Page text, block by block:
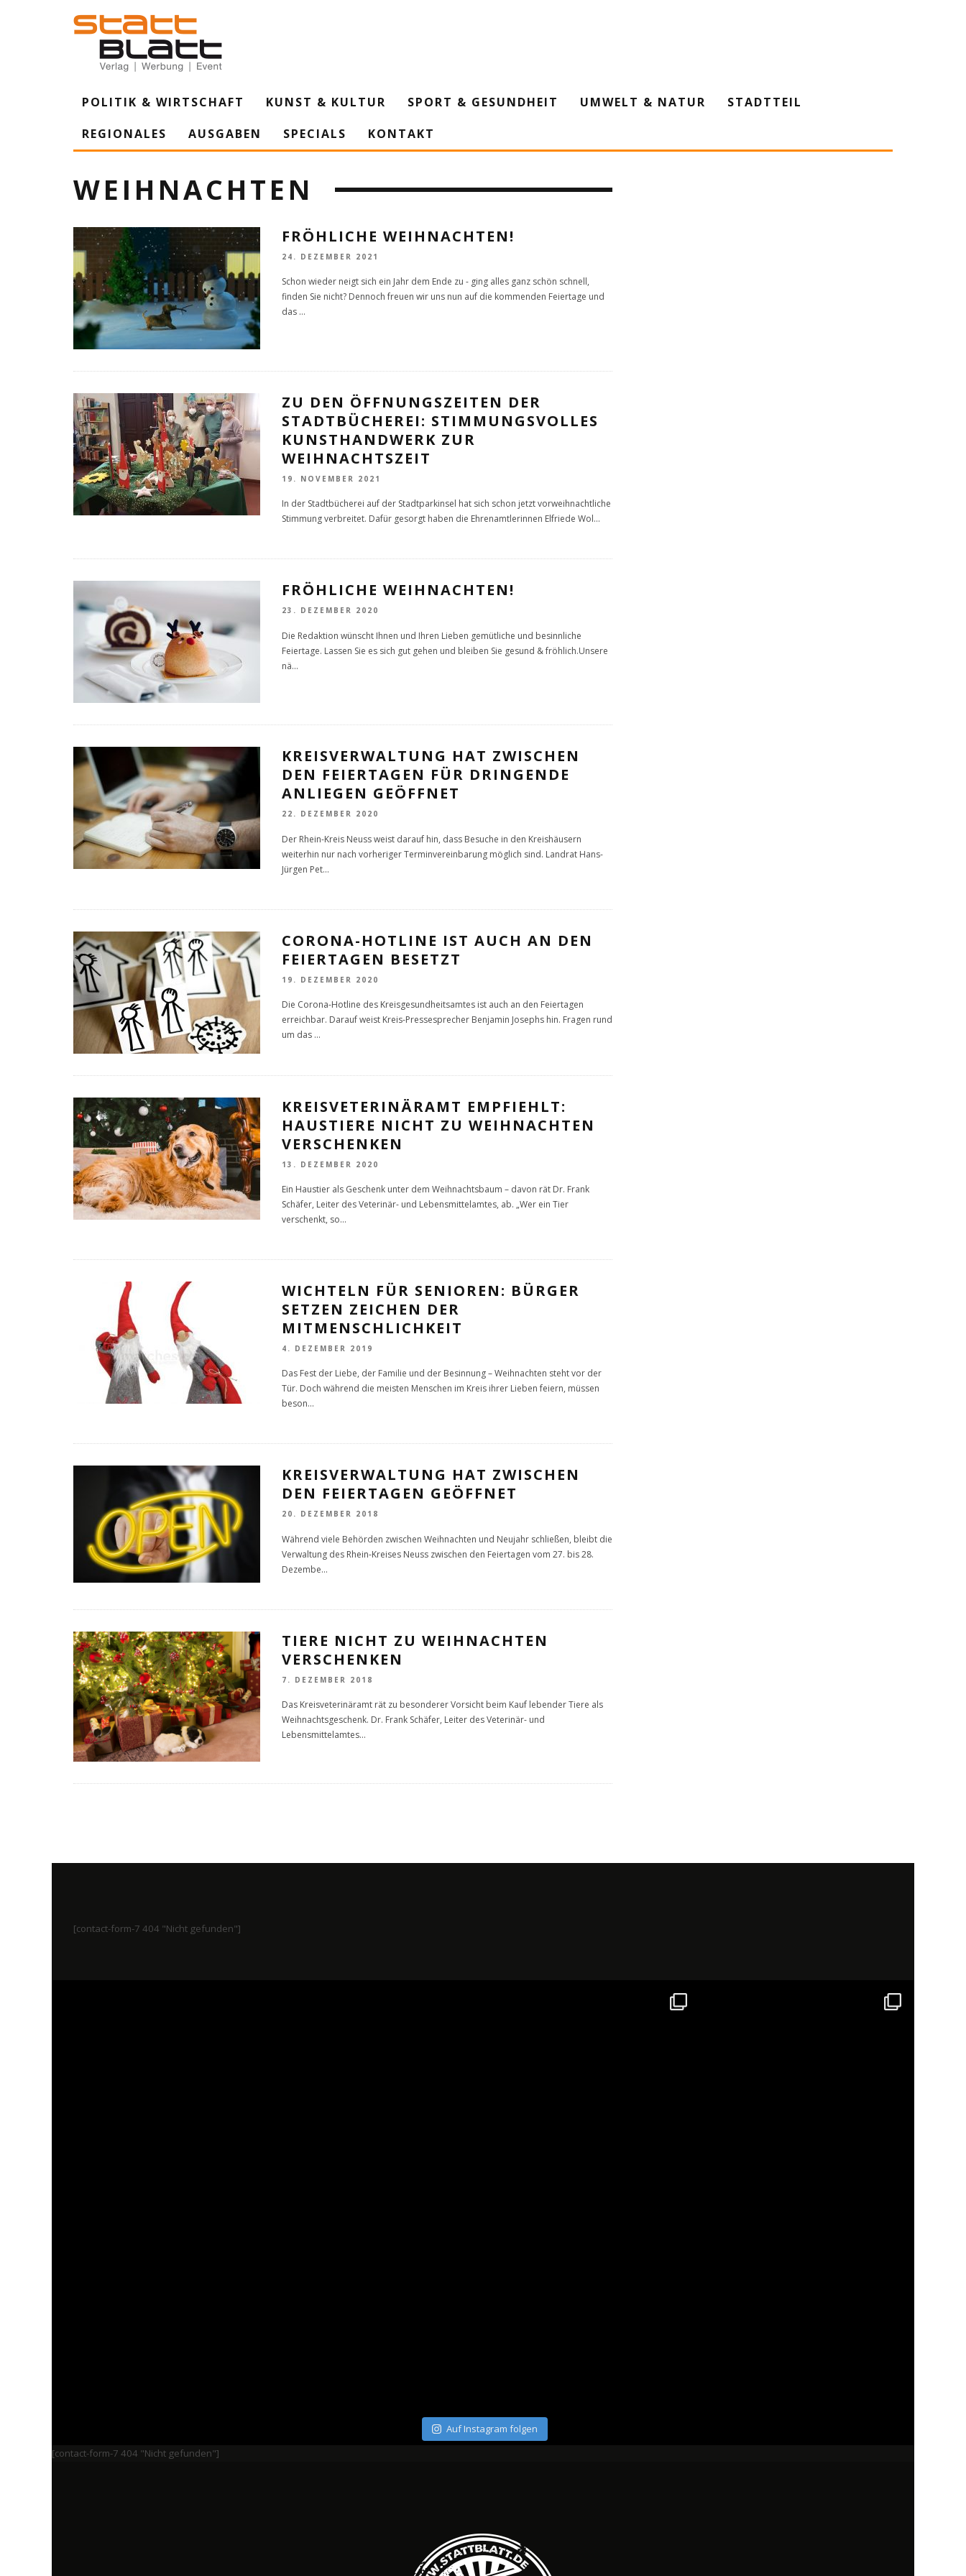
POLITIK & WIRTSCHAFT KUNST & KULTUR SPORT & GESUNDHEIT UMWELT & NATUR
STADTTEIL
REGIONALES
AUSGABEN SPECIALS KONTAKT
WEIHNACHTEN
FRÖHLICHE WEIHNACHTEN!
24. DEZEMBER 2021
Schon wieder neigt sich ein Jahr dem Ende zu - ging alles ganz schön schnell,
finden Sie nicht? Dennoch freuen wir uns nun auf die kommenden Feiertage und
das ...
ZU DEN ÖFFNUNGSZEITEN DER
STADTBÜCHEREI: STIMMUNGSVOLLES
KUNSTHANDWERK ZUR
WEIHNACHTSZEIT
19. NOVEMBER 2021
In der Stadtbücherei auf der Stadtparkinsel hat sich schon jetzt vorweihnachtliche
Stimmung verbreitet. Dafür gesorgt haben die Ehrenamtlerinnen Elfriede Wol...
FRÖHLICHE WEIHNACHTEN!
23. DEZEMBER 2020
Die Redaktion wünscht Ihnen und Ihren Lieben gemütliche und besinnliche
Feiertage. Lassen Sie es sich gut gehen und bleiben Sie gesund & fröhlich.Unsere
nä...
KREISVERWALTUNG HAT ZWISCHEN
DEN FEIERTAGEN FÜR DRINGENDE
ANLIEGEN GEÖFFNET
22. DEZEMBER 2020
Der Rhein-Kreis Neuss weist darauf hin, dass Besuche in den Kreishäusern
weiterhin nur nach vorheriger Terminvereinbarung möglich sind. Landrat Hans-
Jürgen Pet...
CORONA-HOTLINE IST AUCH AN DEN
FEIERTAGEN BESETZT
19. DEZEMBER 2020
Die Corona-Hotline des Kreisgesundheitsamtes ist auch an den Feiertagen
erreichbar. Darauf weist Kreis-Pressesprecher Benjamin Josephs hin. Fragen rund
um das ...
KREISVETERINÄRAMT EMPFIEHLT:
HAUSTIERE NICHT ZU WEIHNACHTEN
VERSCHENKEN
13. DEZEMBER 2020
Ein Haustier als Geschenk unter dem Weihnachtsbaum – davon rät Dr. Frank
Schäfer, Leiter des Veterinär- und Lebensmittelamtes, ab. „Wer ein Tier
verschenkt, so...
WICHTELN FÜR SENIOREN: BÜRGER
SETZEN ZEICHEN DER
MITMENSCHLICHKEIT
4. DEZEMBER 2019
Das Fest der Liebe, der Familie und der Besinnung – Weihnachten steht vor der
Tür. Doch während die meisten Menschen im Kreis ihrer Lieben feiern, müssen
beson...
KREISVERWALTUNG HAT ZWISCHEN
DEN FEIERTAGEN GEÖFFNET
20. DEZEMBER 2018
Während viele Behörden zwischen Weihnachten und Neujahr schließen, bleibt die
Verwaltung des Rhein-Kreises Neuss zwischen den Feiertagen vom 27. bis 28.
Dezembe...
TIERE NICHT ZU WEIHNACHTEN
VERSCHENKEN
7. DEZEMBER 2018
Das Kreisveterinäramt rät zu besonderer Vorsicht beim Kauf lebender Tiere als
Weihnachtsgeschenk. Dr. Frank Schäfer, Leiter des Veterinär- und
Lebensmittelamtes...
[contact-form-7 404 "Nicht gefunden"]
Auf Instagram folgen
[contact-form-7 404 "Nicht gefunden"]